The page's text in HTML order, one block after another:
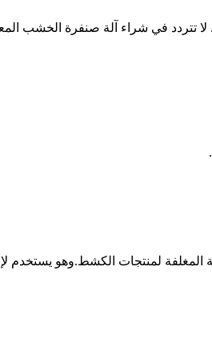
لمنتجات الكشط.وهو يستخدم